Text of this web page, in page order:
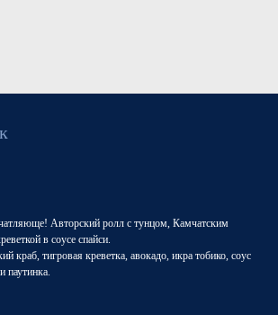
Авторский ролл с тунцом, Камчатским
в соусе спайси.
краб, тигровая креветка, авокадо, икра тобико, соус
паутинка.